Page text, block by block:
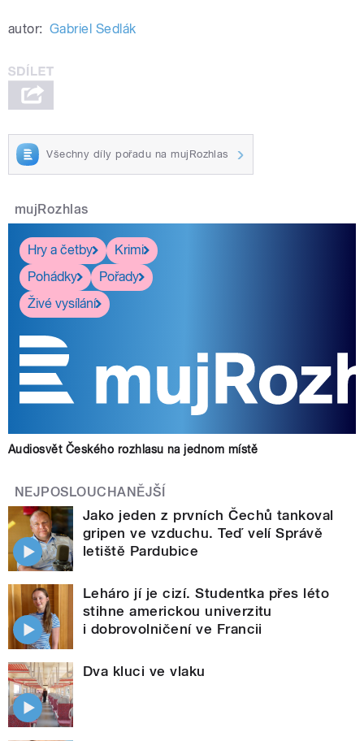
autor: Gabriel Sedlák
Všechny díly pořadu na mujRozhlas
mujRozhlas
Hry a četby
Krimi
Pohádky
Pořady
Živé vysílání
Audiosvět Českého rozhlasu na jednom místě
NEJPOSLOUCHANĚJŠÍ
Jako jeden z prvních Čechů tankoval
gripen ve vzduchu. Teď velí Správě
letiště Pardubice
Leháro jí je cizí. Studentka přes léto
stihne americkou univerzitu
i dobrovolničení ve Francii
Dva kluci ve vlaku